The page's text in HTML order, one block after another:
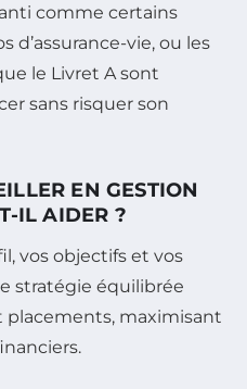
comme certains
d’assurance-vie, ou les
le Livret A sont
sans risquer son
EN GESTION
IL AIDER ?
vos objectifs et vos
stratégie équilibrée
maximisant